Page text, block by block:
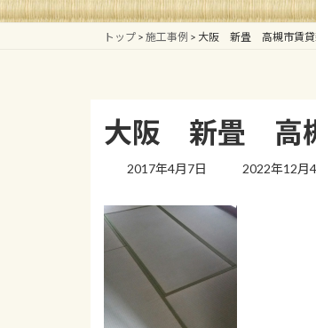
トップ > 施工事例 > 大阪 新畳 高槻市賃貸
大阪 新畳 高
2017年4月7日
最
2022年12月